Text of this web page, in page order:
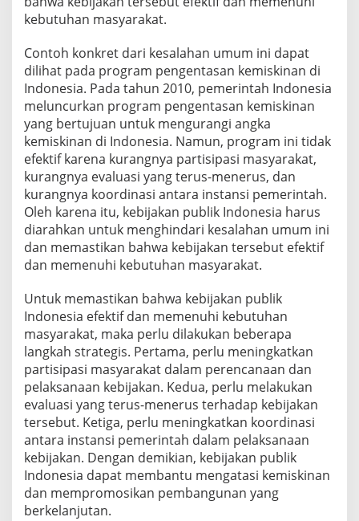
kebutuhan masyarakat.
Contoh konkret dari kesalahan umum ini dapat
dilihat pada program pengentasan kemiskinan di
Indonesia. Pada tahun 2010, pemerintah Indonesia
meluncurkan program pengentasan kemiskinan
yang bertujuan untuk mengurangi angka
kemiskinan di Indonesia. Namun, program ini tidak
efektif karena kurangnya partisipasi masyarakat,
kurangnya evaluasi yang terus-menerus, dan
kurangnya koordinasi antara instansi pemerintah.
Oleh karena itu, kebijakan publik Indonesia harus
diarahkan untuk menghindari kesalahan umum ini
dan memastikan bahwa kebijakan tersebut efektif
dan memenuhi kebutuhan masyarakat.
Untuk memastikan bahwa kebijakan publik
Indonesia efektif dan memenuhi kebutuhan
masyarakat, maka perlu dilakukan beberapa
langkah strategis. Pertama, perlu meningkatkan
partisipasi masyarakat dalam perencanaan dan
pelaksanaan kebijakan. Kedua, perlu melakukan
evaluasi yang terus-menerus terhadap kebijakan
tersebut. Ketiga, perlu meningkatkan koordinasi
antara instansi pemerintah dalam pelaksanaan
kebijakan. Dengan demikian, kebijakan publik
Indonesia dapat membantu mengatasi kemiskinan
dan mempromosikan pembangunan yang
berkelanjutan.